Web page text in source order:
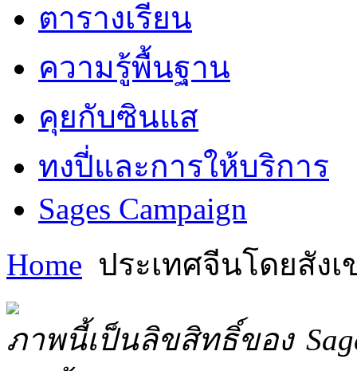
ตารางเรียน
ความรู้พื้นฐาน
คุยกับซินแส
ทงปี่และการให้บริการ
Sages Campaign
Home ประเทศจีนโดยสังเ
ภาพนี้เป็นลิขสิทธิ์ของ